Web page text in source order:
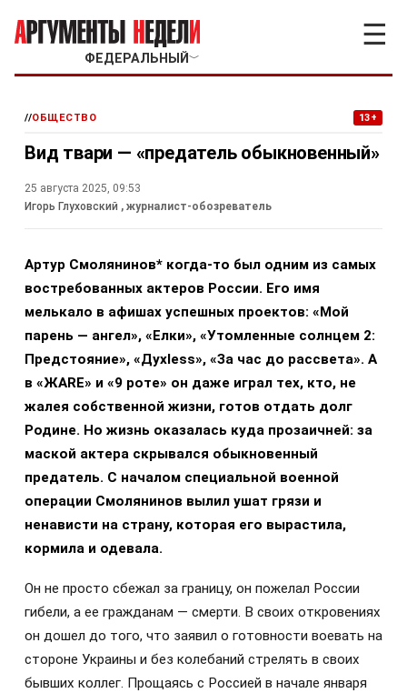
ФЕДЕРАЛЬНЫЙ ﹀
☰
//ОБЩЕСТВО 13+
Вид твари — «предатель обыкновенный»
25 августа 2025, 09:53
Игорь Глуховский , журналист-обозреватель
Артур Смолянинов* когда-то был одним из самых
востребованных актеров России. Его имя
мелькало в афишах успешных проектов: «Мой
парень — ангел», «Елки», «Утомленные солнцем 2:
Предстояние», «Духless», «За час до рассвета». А
в «ЖАRE» и «9 роте» он даже играл тех, кто, не
жалея собственной жизни, готов отдать долг
Родине. Но жизнь оказалась куда прозаичней: за
маской актера скрывался обыкновенный
предатель. С началом специальной военной
операции Смолянинов вылил ушат грязи и
ненависти на страну, которая его вырастила,
кормила и одевала.
Он не просто сбежал за границу, он пожелал России
гибели, а ее гражданам — смерти. В своих откровениях
он дошел до того, что заявил о готовности воевать на
стороне Украины и без колебаний стрелять в своих
бывших коллег. Прощаясь с Россией в начале января